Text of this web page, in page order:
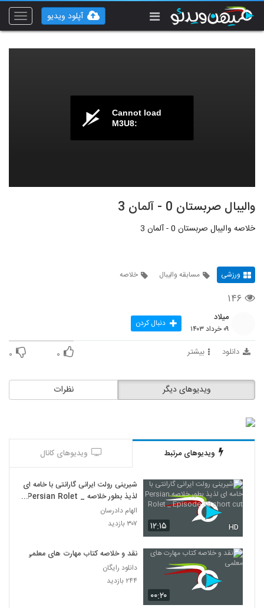
Toggle
آپلود ویدیو
Cannot load
M3U8:
والیبال صربستان 0 - آلمان 3
خلاصه والیبال صربستان 0 - آلمان 3
ورزشی مسابقه والیبال خلاصه
۱۴۶
میلاد
۰۹ خرداد ۱۴۰۳ دنبال کردن
دانلود بیشتر ۰ ۰
نظرات ویدیوهای دیگر
ویدیوهای مرتبط ویدیوهای کانال
۱۲:۱۵ HD
شیرینی رولت ایرانی گارانتی با خامه ای
لذیذ بطور خلاصه Persian Rolet _
Episode 38 short cut
الهام دادرسان
۳۰۷ بازدید
۰۰:۲۰
نقد و خلاصه کتاب مهارت های معلمی
دانلود رایگان
۲۴۴ بازدید